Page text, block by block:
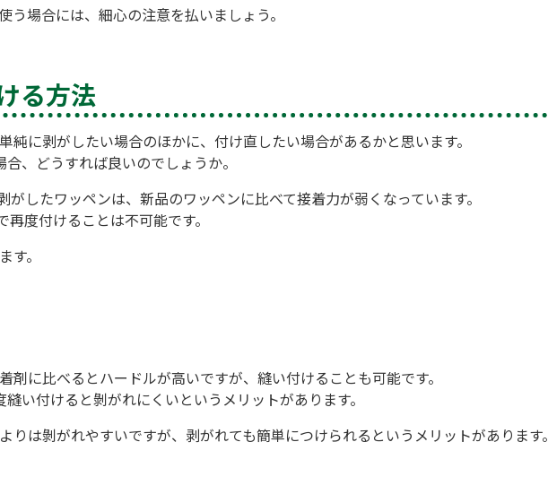
場合には、細心の注意を払いましょう。
る方法
純に剥がしたい場合のほかに、付け直したい場合があるかと思います。
、どうすれば良いのでしょうか。
したワッペンは、新品のワッペンに比べて接着力が弱くなっています。
度付けることは不可能です。
。
剤に比べるとハードルが高いですが、縫い付けることも可能です。
い付けると剝がれにくいというメリットがあります。
りは剝がれやすいですが、剥がれても簡単につけられるというメリットがあります。